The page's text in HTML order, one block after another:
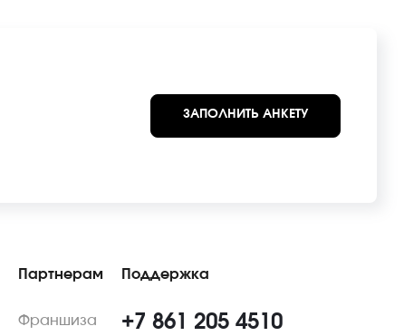
ЗАПОЛНИТЬ АНКЕТУ
Партнерам
Франшиза
Поддержка
+7 861 205 4510